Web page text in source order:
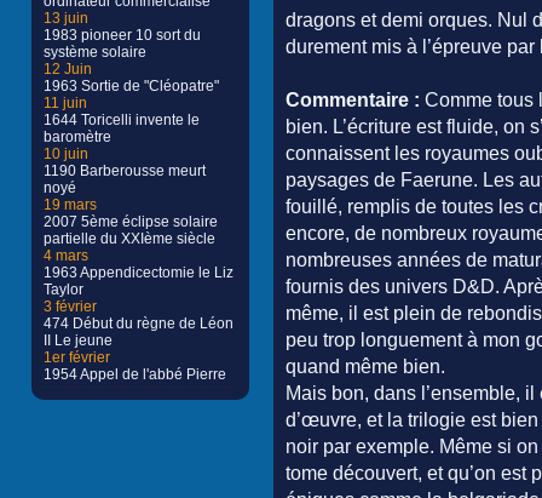
13 juin
1983 pioneer 10 sort du
système solaire
12 Juin
1963 Sortie de "Cléopatre"
11 juin
1644 Toricelli invente le
baromètre
10 juin
1190 Barberousse meurt
noyé
19 mars
2007 5ème éclipse solaire
partielle du XXIème siècle
4 mars
1963 Appendicectomie le Liz
Taylor
3 février
474 Début du règne de Léon
II Le jeune
1er février
1954 Appel de l'abbé Pierre
dragons et demi orques. Nul
durement mis à l’épreuve
Commentaire : Comme tous
bien. L’écriture est fluide, on
connaissent les royaumes
paysages de Faerune. Les
fouillé, remplis de toutes les
encore, de nombreux
nombreuses années de
fournis des univers D&D.
même, il est plein de
peu trop longuement à mon
quand même bien.
Mais bon, dans l’ensemble,
d’œuvre, et la trilogie est
noir par exemple. Même si
tome découvert, et qu’on est